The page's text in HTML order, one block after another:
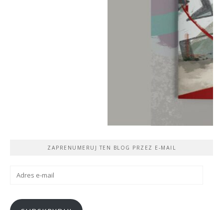
ZAPRENUMERUJ TEN BLOG PRZEZ E-MAIL
Adres